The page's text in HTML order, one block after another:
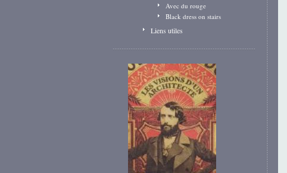
Avec du rouge
Black dress on stairs
Liens utiles